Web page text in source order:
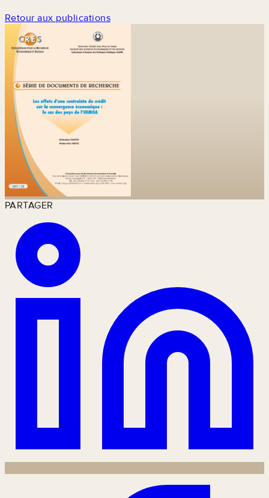
Retour aux publications
PARTAGER